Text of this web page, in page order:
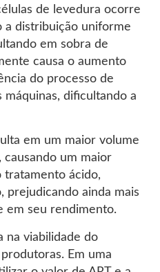
de levedura ocorre
a distribuição uniforme
em sobra de
causa o aumento
do processo de
dificultando a
em um maior volume
um maior
ácido,
prejudicando ainda mais
em seu rendimento.
na viabilidade do
Em uma